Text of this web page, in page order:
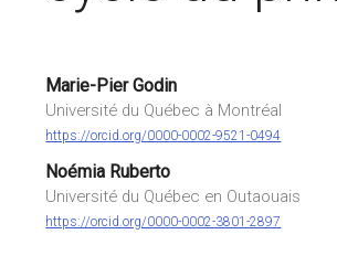
Marie-Pier Godin
Université du Québec à Montréal
https://orcid.org/0000-0002-9521-0494
Noémia Ruberto
Université du Québec en Outaouais
https://orcid.org/0000-0002-3801-2897